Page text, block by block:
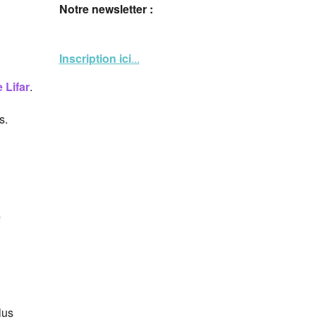
Lifar.
Notre newsletter :
Inscription ici...